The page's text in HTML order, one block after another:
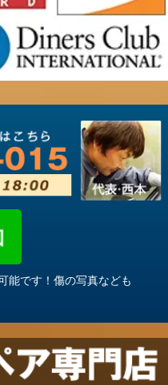
能です！傷の写真なども